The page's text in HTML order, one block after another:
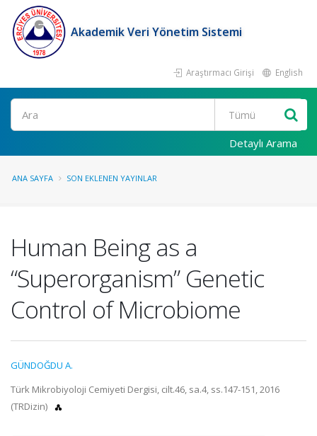
Akademik Veri Yönetim Sistemi
Araştırmacı Girişi English
Ara
Detaylı Arama
ANA SAYFA SON EKLENEN YAYINLAR
Human Being as a
“Superorganism” Genetic
Control of Microbiome
GÜNDOĞDU A.
Türk Mikrobiyoloji Cemiyeti Dergisi, cilt.46, sa.4, ss.147-151, 2016
(TRDizin)